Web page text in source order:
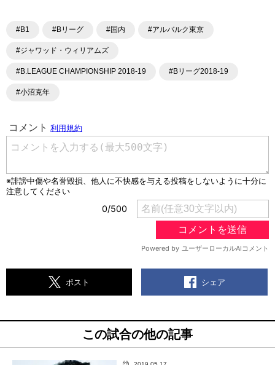
#B1 #Bリーグ #国内 #アルバルク東京
#ジャワッド・ウィリアムズ
#B.LEAGUE CHAMPIONSHIP 2018-19 #Bリーグ2018-19
#小沼克年
ポスト シェア
この試合の他の記事